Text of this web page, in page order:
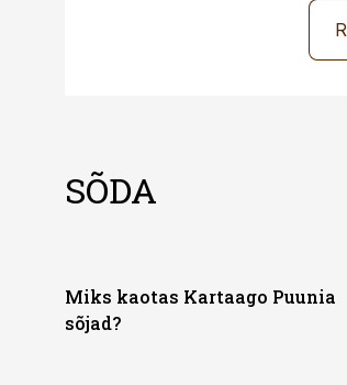
SÕDA
Miks kaotas Kartaago Puunia
sõjad?